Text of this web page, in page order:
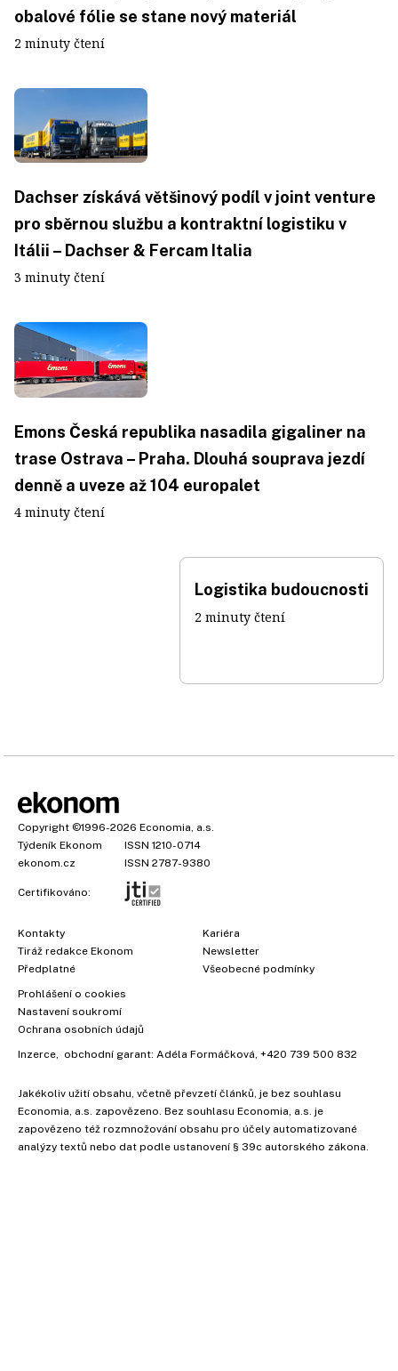
obalové fólie se stane nový materiál
2 minuty čtení
Dachser získává většinový podíl v joint venture
pro sběrnou službu a kontraktní logistiku v
Itálii – Dachser & Fercam Italia
3 minuty čtení
Emons Česká republika nasadila gigaliner na
trase Ostrava – Praha. Dlouhá souprava jezdí
denně a uveze až 104 europalet
4 minuty čtení
Logistika budoucnosti
2 minuty čtení
Copyright ©1996-2026 Economia, a.s.
Týdeník Ekonom
ISSN 1210-0714
ekonom.cz
ISSN 2787-9380
Certifikováno:
Kontakty
Tiráž redakce Ekonom
Předplatné
Kariéra
Newsletter
Všeobecné podmínky
Prohlášení o cookies
Nastavení soukromí
Ochrana osobních údajů
Inzerce , obchodní garant: Adéla Formáčková +420 739 500 832
Jakékoliv užití obsahu, včetně převzetí článků, je bez souhlasu
Economia, a.s. zapovězeno. Bez souhlasu Economia, a.s. je
zapovězeno též rozmnožování obsahu pro účely automatizované
analýzy textů nebo dat podle ustanovení § 39c autorského zákona.